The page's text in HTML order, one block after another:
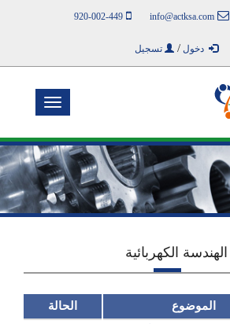
info@actksa.com
920-002-449
دخول / تسجيل
Toggle
الهندسة الكهربائية
الموضوع الحالة